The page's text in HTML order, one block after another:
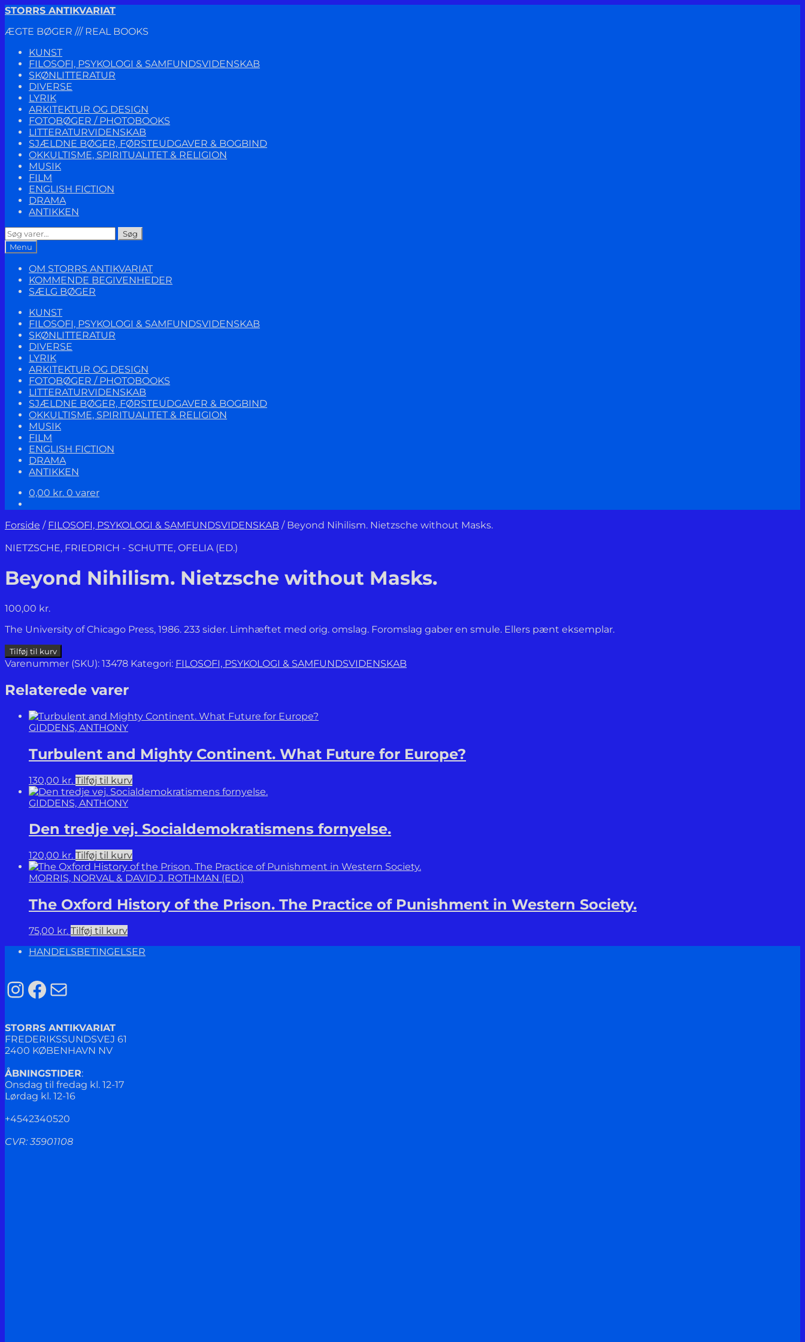
Spring
navigation
Spring
indhold
STORRS ANTIKVARIAT
ÆGTE BØGER /// REAL BOOKS
KUNST
FILOSOFI, PSYKOLOGI & SAMFUNDSVIDENSKAB
SKØNLITTERATUR
DIVERSE
LYRIK
ARKITEKTUR OG DESIGN
FOTOBØGER / PHOTOBOOKS
LITTERATURVIDENSKAB
SJÆLDNE BØGER, FØRSTEUDGAVER & BOGBIND
OKKULTISME, SPIRITUALITET & RELIGION
MUSIK
FILM
ENGLISH FICTION
DRAMA
ANTIKKEN
Søg
efter:
Søg
Menu
OM STORRS ANTIKVARIAT
KOMMENDE BEGIVENHEDER
SÆLG BØGER
KUNST
FILOSOFI, PSYKOLOGI & SAMFUNDSVIDENSKAB
SKØNLITTERATUR
DIVERSE
LYRIK
ARKITEKTUR OG DESIGN
FOTOBØGER / PHOTOBOOKS
LITTERATURVIDENSKAB
SJÆLDNE BØGER, FØRSTEUDGAVER & BOGBIND
OKKULTISME, SPIRITUALITET & RELIGION
MUSIK
FILM
ENGLISH FICTION
DRAMA
ANTIKKEN
0,00 kr. 0 varer
Forside / FILOSOFI, PSYKOLOGI & SAMFUNDSVIDENSKAB / Beyond Nihilism. Nietzsche without Masks.
NIETZSCHE, FRIEDRICH - SCHUTTE, OFELIA (ED.)
Beyond Nihilism. Nietzsche without Masks.
100,00 kr.
The University of Chicago Press, 1986. 233 sider. Limhæftet med orig. omslag. Foromslag gaber en smule. Ellers pænt eksemplar.
Beyond
Nihilism.
without
Masks.
Tilføj til kurv
Varenummer (SKU): 13478 Kategori: FILOSOFI, PSYKOLOGI & SAMFUNDSVIDENSKAB
Relaterede varer
GIDDENS, ANTHONY
Turbulent and Mighty Continent. What Future for Europe?
130,00 kr. Tilføj til kurv
GIDDENS, ANTHONY
Den tredje vej. Socialdemokratismens fornyelse.
120,00 kr. Tilføj til kurv
MORRIS, NORVAL & DAVID J. ROTHMAN (ED.)
The Oxford History of the Prison. The Practice of Punishment in Western Society.
75,00 kr. Tilføj til kurv
HANDELSBETINGELSER
Instagram
Facebook
Mail
STORRS ANTIKVARIAT
FREDERIKSSUNDSVEJ 61
2400 KØBENHAVN NV
ÅBNINGSTIDER:
Onsdag til fredag kl. 12-17
Lørdag kl. 12-16
+4542340520
CVR: 35901108